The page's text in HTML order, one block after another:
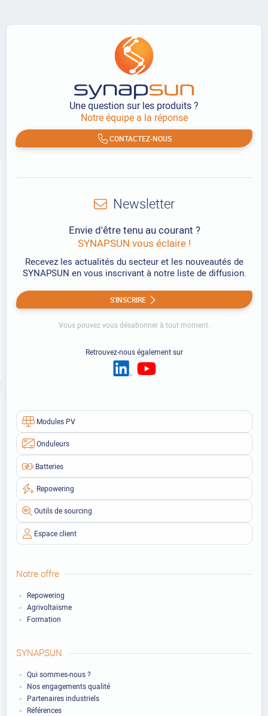
Une question sur les produits ?
Notre équipe a la réponse
CONTACTEZ-NOUS
Modules PV
Onduleurs
Batteries
Repowering
Outils de sourcing
Espace client
Notre offre
Repowering
Agrivoltaïsme
Formation
SYNAPSUN
Qui sommes-nous ?
Nos engagements qualité
Partenaires industriels
Références
Newsletter
Envie d'être tenu au courant ?
SYNAPSUN vous éclaire !
Recevez les actualités du secteur et les nouveautés de
SYNAPSUN en vous inscrivant à notre liste de diffusion.
S'INSCRIRE
Vous pouvez vous désabonner à tout moment.
Retrouvez-nous également sur